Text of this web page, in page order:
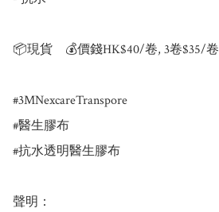
📦現貨    💰價錢HK$40/卷, 3卷$35/卷
#3MNexcareTranspore
#醫生膠布
#抗水透明醫生膠布
聲明：